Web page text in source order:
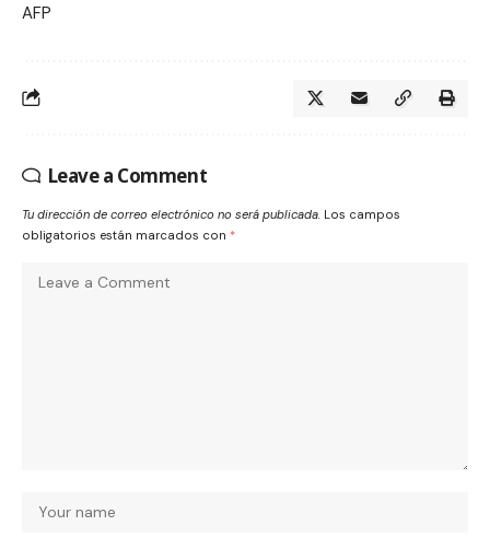
AFP
Leave a Comment
Tu dirección de correo electrónico no será publicada. Los campos
obligatorios están marcados con *